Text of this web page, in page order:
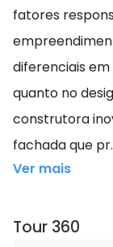
fatores
diferenciais
quanto no
construtora
fachada que
Ver mais
Tour 360